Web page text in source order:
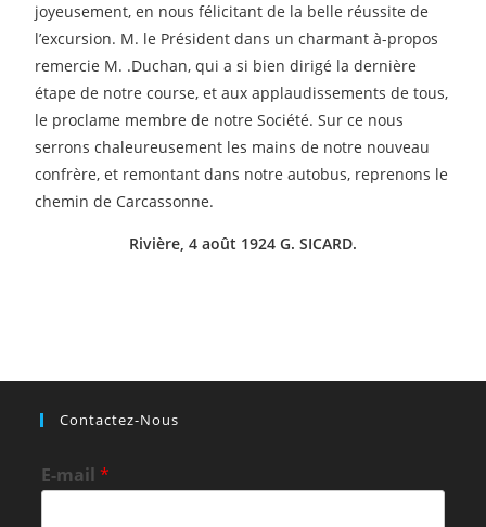
joyeusement, en nous félicitant de la belle réussite de
l’excursion. M. le Président dans un charmant à-propos
remercie M. .Duchan, qui a si bien dirigé la dernière
étape de notre course, et aux applaudissements de tous,
le proclame membre de notre Société. Sur ce nous
serrons chaleureusement les mains de notre nouveau
confrère, et remontant dans notre autobus, reprenons le
chemin de Carcassonne.
Rivière, 4 août 1924 G. SICARD.
Contactez-Nous
E-mail*